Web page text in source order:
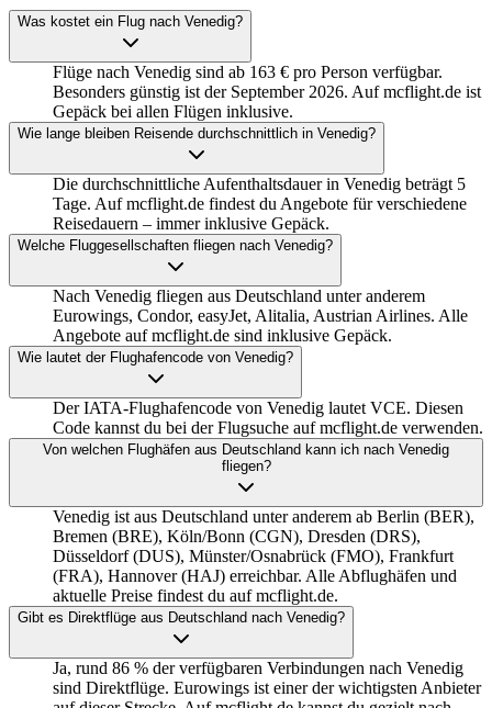
Was kostet ein Flug nach Venedig?
Flüge nach Venedig sind ab 163 € pro Person verfügbar.
Besonders günstig ist der September 2026. Auf mcflight.de ist
Gepäck bei allen Flügen inklusive.
Wie lange bleiben Reisende durchschnittlich in Venedig?
Die durchschnittliche Aufenthaltsdauer in Venedig beträgt 5
Tage. Auf mcflight.de findest du Angebote für verschiedene
Reisedauern – immer inklusive Gepäck.
Welche Fluggesellschaften fliegen nach Venedig?
Nach Venedig fliegen aus Deutschland unter anderem
Eurowings, Condor, easyJet, Alitalia, Austrian Airlines. Alle
Angebote auf mcflight.de sind inklusive Gepäck.
Wie lautet der Flughafencode von Venedig?
Der IATA-Flughafencode von Venedig lautet VCE. Diesen
Code kannst du bei der Flugsuche auf mcflight.de verwenden.
Von welchen Flughäfen aus Deutschland kann ich nach Venedig
fliegen?
Venedig ist aus Deutschland unter anderem ab Berlin (BER),
Bremen (BRE), Köln/Bonn (CGN), Dresden (DRS),
Düsseldorf (DUS), Münster/Osnabrück (FMO), Frankfurt
(FRA), Hannover (HAJ) erreichbar. Alle Abflughäfen und
aktuelle Preise findest du auf mcflight.de.
Gibt es Direktflüge aus Deutschland nach Venedig?
Ja, rund 86 % der verfügbaren Verbindungen nach Venedig
sind Direktflüge. Eurowings ist einer der wichtigsten Anbieter